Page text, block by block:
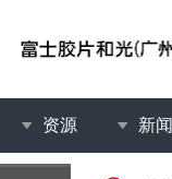
资源 新闻